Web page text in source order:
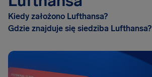
Kiedy założono Lufthansa?
Gdzie znajduje się siedziba Lufthansa?